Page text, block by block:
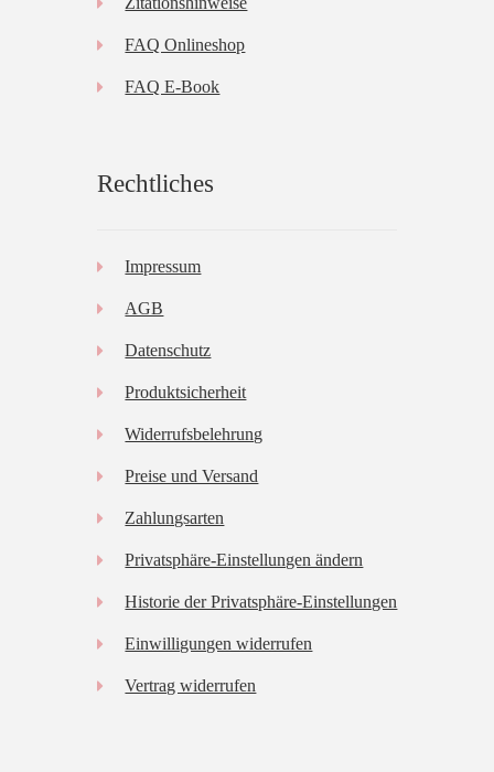
FAQ Onlineshop
FAQ E-Book
Rechtliches
Impressum
AGB
Datenschutz
Produktsicherheit
Widerrufsbelehrung
Preise und Versand
Zahlungsarten
Privatsphäre-Einstellungen ändern
Historie der Privatsphäre-Einstellungen
Einwilligungen widerrufen
Vertrag widerrufen